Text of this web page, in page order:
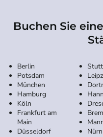
Buchen Sie
Berlin
Potsdam
München
Hamburg
Köln
Frankfurt am
Main
Düsseldorf